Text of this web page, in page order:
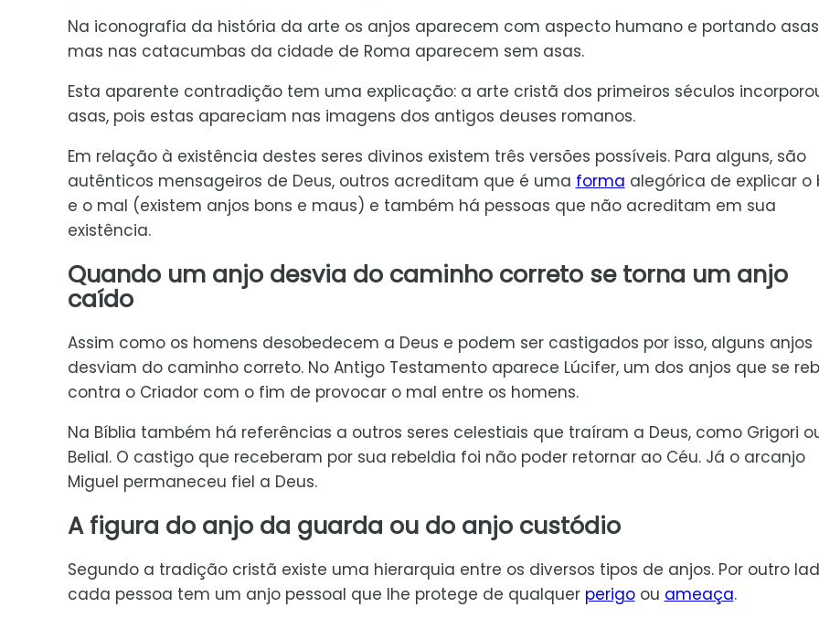
Na iconografia da história da arte os anjos aparecem com aspecto humano e portando
mas nas catacumbas da cidade de Roma aparecem sem asas.
Esta aparente contradição tem uma explicação: a arte cristã dos primeiros séculos
asas, pois estas apareciam nas imagens dos antigos deuses romanos.
Em relação à existência destes seres divinos existem três versões possíveis. Para alguns, são
autênticos mensageiros de Deus, outros acreditam que é uma forma alegórica de explicar o
e o mal (existem anjos bons e maus) e também há pessoas que não acreditam em sua
existência.
Quando um anjo desvia do caminho correto se torna um anjo
caído
Assim como os homens desobedecem a Deus e podem ser castigados por isso, alguns anjos
desviam do caminho correto. No Antigo Testamento aparece Lúcifer, um dos anjos que se
contra o Criador com o fim de provocar o mal entre os homens.
Na Bíblia também há referências a outros seres celestiais que traíram a Deus, como Grigori
Belial. O castigo que receberam por sua rebeldia foi não poder retornar ao Céu. Já o arcanjo
Miguel permaneceu fiel a Deus.
A figura do anjo da guarda ou do anjo custódio
Segundo a tradição cristã existe uma hierarquia entre os diversos tipos de anjos. Por outro
cada pessoa tem um anjo pessoal que lhe protege de qualquer perigoou ameaça.